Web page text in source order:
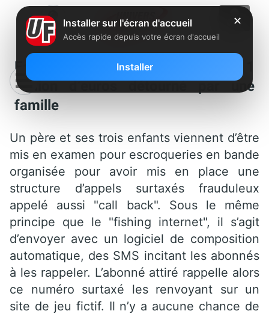
Escroquerie aux appels surtaxés : 1
million d’euros détourné par une
famille
Un père et ses trois enfants viennent d’être
mis en examen pour escroqueries en bande
organisée pour avoir mis en place une
structure d’appels surtaxés frauduleux
appelé aussi "call back". Sous le même
principe que le "fishing internet", il s’agit
d’envoyer avec un logiciel de composition
automatique, des SMS incitant les abonnés
à les rappeler. L’abonné attiré rappelle alors
ce numéro surtaxé les renvoyant sur un
site de jeu fictif. Il n’y a aucune chance de
✕
Installer sur l'écran d'accueil
Accès rapide depuis votre écran d'accueil
Installer